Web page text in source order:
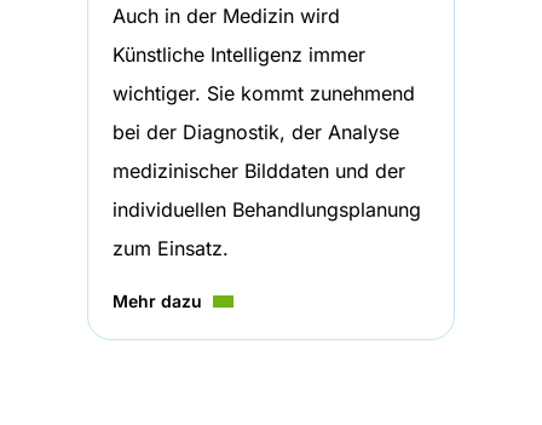
Auch in der Medizin wird
Künstliche Intelligenz immer
wichtiger. Sie kommt zunehmend
bei der Diagnostik, der Analyse
medizinischer Bilddaten und der
individuellen Behandlungsplanung
zum Einsatz.
Mehr dazu